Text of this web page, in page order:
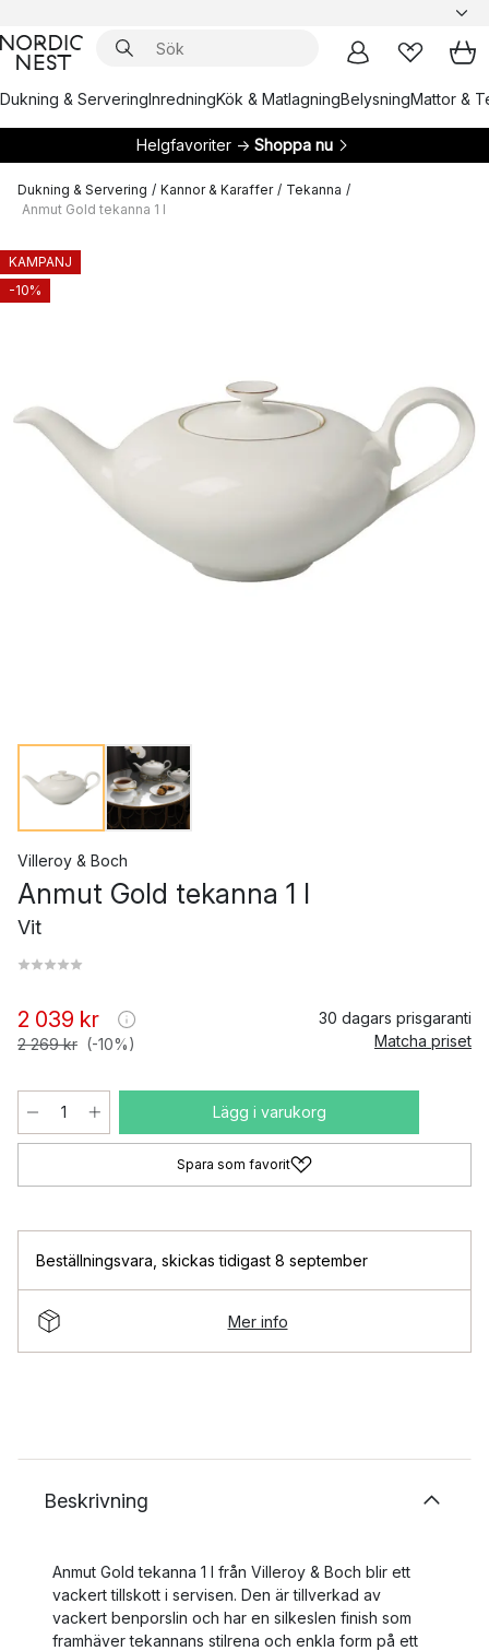
Dukning & ServeringInredningKök & MatlagningBelysningMattor &
Helgfavoriter → Shoppa nu
Dukning & Servering / Kannor & Karaffer / Tekanna /
Anmut Gold tekanna 1 l
KAMPANJ
-10%
Villeroy & Boch
Anmut Gold tekanna 1 l
Vit
2 039 kr
2 269 kr (-10%)
30 dagars prisgaranti
Matcha priset
Lägg i varukorg
Spara som favorit
Beställningsvara skickas tidigast 8 september
Mer info
Beskrivning
Anmut Gold tekanna 1 l från Villeroy & Boch blir ett
vackert tillskott i servisen. Den är tillverkad av
vackert benporslin och har en silkeslen finish som
framhäver tekannans stilrena och enkla form på ett